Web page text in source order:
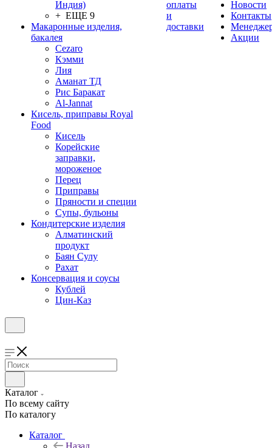
Индия)
+ ЕЩЕ 9
Макаронные изделия,
бакалея
Cezaro
Кэмми
Лия
Аманат ТД
Рис Баракат
Al-Jannat
Кисель, приправы Royal
Food
Кисель
Корейские
заправки,
мороженое
Перец
Приправы
Пряности и специи
Супы, бульоны
Кондитерские изделия
Алматинский
продукт
Баян Сулу
Рахат
Консервация и соусы
Кублей
Цин-Каз
оплаты
и
доставки
Новости
Контакты
Акции
Каталог
По всему сайту
По каталогу
Каталог
Назад